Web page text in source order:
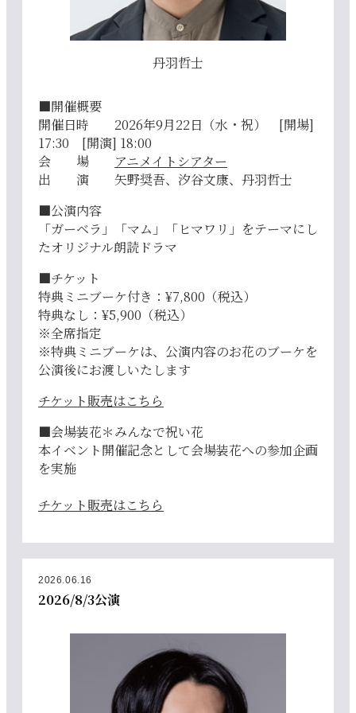
丹羽哲士
■開催概要
開催日時 2026年9月22日（水・祝） [開場]
17:30 [開演] 18:00
会 場 アニメイトシアター
出 演 矢野奨吾、汐谷文康、丹羽哲士
■公演内容
「ガーベラ」「マム」「ヒマワリ」をテーマにし
たオリジナル朗読ドラマ
■チケット
特典ミニブーケ付き：¥7,800（税込）
特典なし：¥5,900（税込）
※全席指定
※特典ミニブーケは、公演内容のお花のブーケを
公演後にお渡しいたします
チケット販売はこちら
■会場装花＊みんなで祝い花
本イベント開催記念として会場装花への参加企画
を実施
チケット販売はこちら
2026.06.16
2026/8/3公演